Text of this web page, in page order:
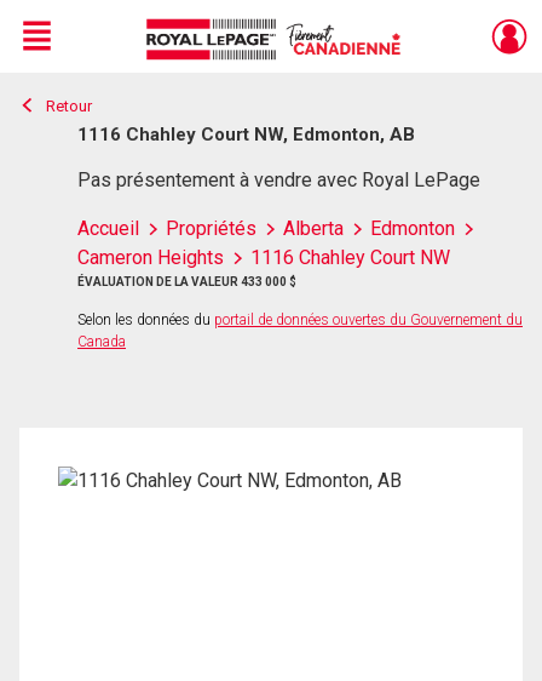
Live
En Direct
Menu
Retour
1116 Chahley Court NW, Edmonton, AB
Pas présentement à vendre avec Royal LePage
Accueil Propriétés Alberta
Edmonton
Cameron Heights
1116 Chahley Court NW
ÉVALUATION DE LA VALEUR 433 000 $
Selon les données du portail de données ouvertes du Gouvernement du
Canada